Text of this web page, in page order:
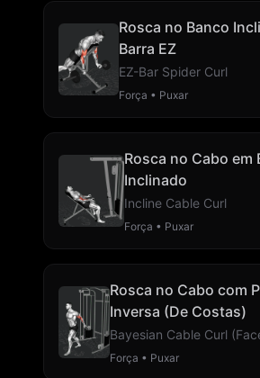
Rosca no Banco
Barra EZ
EZ-Bar Spider Curl
Força • Puxar
Rosca no Cabo em
Inclinado
Incline Cable Curl
Força • Puxar
Rosca no Cabo com
Inversa (De Costas)
Bayesian Cable Curl
Força • Puxar